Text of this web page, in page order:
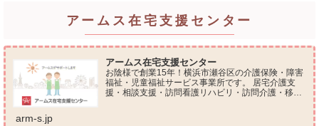
アームス在宅支援センター
アームス在宅支援センター
お陰様で創業15年！横浜市瀬谷区の介護保険・障害
福祉・児童福祉サービス事業所です。 居宅介護支
援・相談支援・訪問看護リハビリ・訪問介護・移動
arm-s.jp